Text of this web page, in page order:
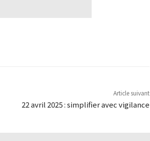
Article suivant
22 avril 2025 : simplifier avec vigilance